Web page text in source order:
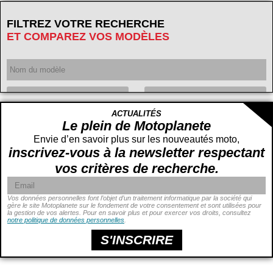
FILTREZ VOTRE RECHERCHE
ET COMPAREZ VOS MODÈLES
Cylindrée
cc
Puissance
ch -
Prix
cm -
ACTUALITÉS
Le plein de Motoplanete
Envie d’en savoir plus sur les nouveautés moto,
inscrivez-vous à la newsletter respectant
vos critères de recherche.
Vos données personnelles font l’objet d’un traitement informatique par la société qui
gère le site Motoplanete sur le fondement de votre consentement et sont utilisées pour
la gestion de vos alertes. Pour en savoir plus et pour exercer vos droits, consultez
notre politique de données personnelles
S'INSCRIRE